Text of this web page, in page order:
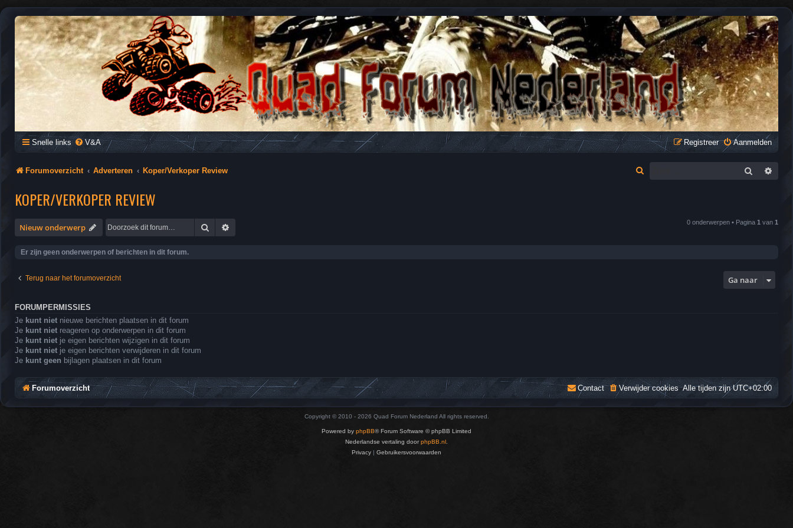
QUAD FORUM NEDERLAND
Het Quad Forum van Nederland en Vlaanderen, voor al je vragen en antwoorden over Quads en ATV's.
Snelle links V&A Aanmelden
Registreer
Forumoverzicht Adverteren Koper/Verkoper Review Zoek
KOPER/VERKOPER REVIEW
Nieuw onderwerp Zoek 0 onderwerpen • Pagina 1 van 1
Er zijn geen onderwerpen of berichten in dit forum.
Terug naar het forumoverzicht Ga naar
FORUMPERMISSIES
Je kunt niet nieuwe berichten plaatsen in dit forum
Je kunt niet reageren op onderwerpen in dit forum
Je kunt niet je eigen berichten wijzigen in dit forum
Je kunt niet je eigen berichten verwijderen in dit forum
Je kunt geen bijlagen plaatsen in dit forum
Forumoverzicht Alle tijden zijnUTC+02:00
Verwijder cookies
Contact
Copyright © 2010 - 2026 Quad Forum Nederland All rights reserved.
Powered by phpBB® Forum Software © phpBB Limited
Nederlandse vertaling doorphpBB.nl.
Privacy | Gebruikersvoorwaarden